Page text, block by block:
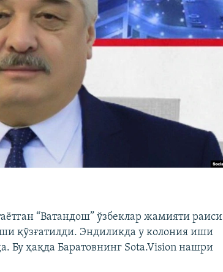
“Ватандош” ўзбеклар жамияти раиси
қўзғатилди. Эндиликда у колония иши
Бу ҳақда Баратовнинг Sota.Vision нашри